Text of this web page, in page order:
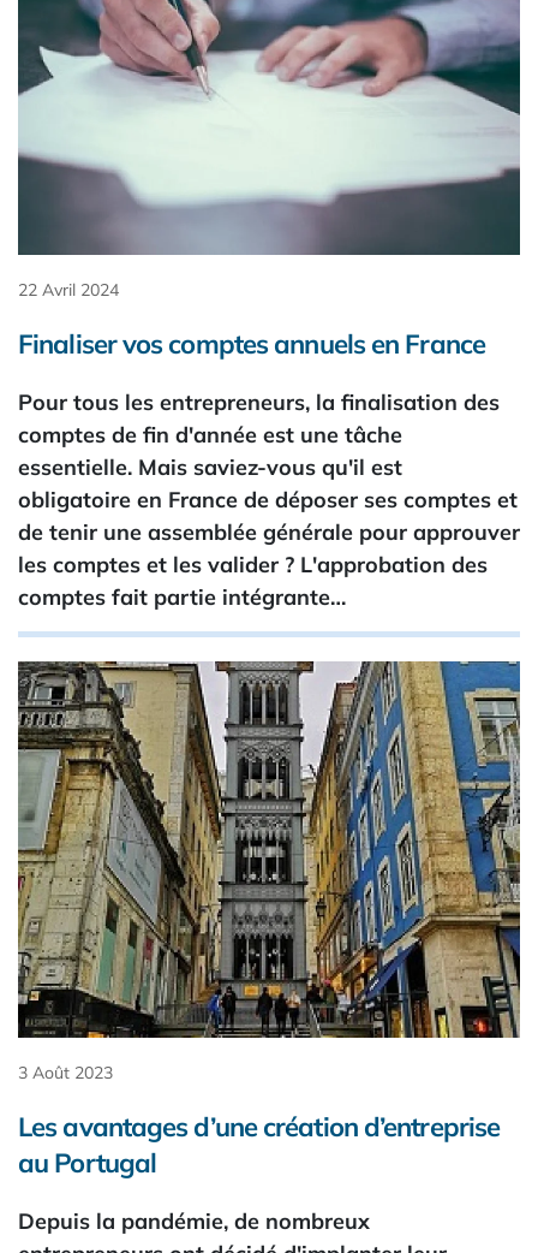
22 Avril 2024
Finaliser vos comptes annuels en France
Pour tous les entrepreneurs, la finalisation des
comptes de fin d'année est une tâche
essentielle. Mais saviez-vous qu'il est
obligatoire en France de déposer ses comptes et
de tenir une assemblée générale pour approuver
les comptes et les valider ? L'approbation des
comptes fait partie intégrante…
3 Août 2023
Les avantages d’une création d’entreprise
au Portugal
Depuis la pandémie, de nombreux